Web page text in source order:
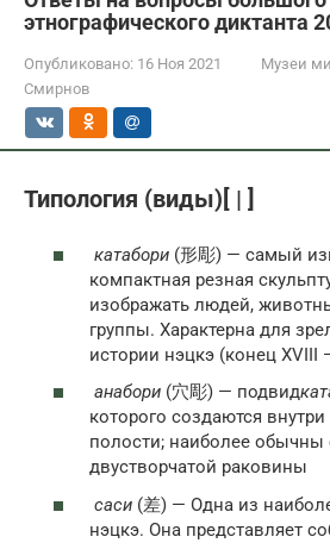
этнографического диктанта
Опубликовано: 16 Ноя 2021 Музеи
Смирнов
Типология (виды)[ | ]
катабори (形彫) — самый
компактная резная
изображать людей,
группы. Характерна для
истории нэцкэ (конец XVIII
анабори (穴彫) — подвид
которого создаются
полости; наиболее обычны
двустворчатой раковины
саси (差) — Одна из
нэцкэ. Она представляет